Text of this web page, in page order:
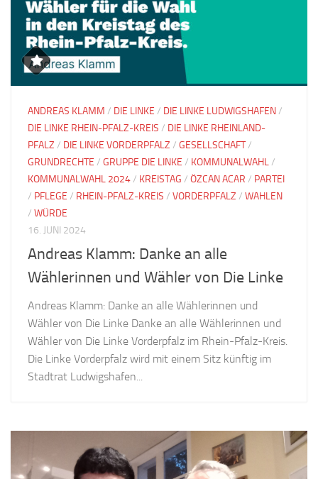
ANDREAS KLAMM / DIE LINKE / DIE LINKE LUDWIGSHAFEN/
DIE LINKE RHEIN-PFALZ-KREIS / DIE LINKE RHEINLAND-
PFALZ / DIE LINKE VORDERPFALZ / GESELLSCHAFT/
GRUNDRECHTE / GRUPPE DIE LINKE / KOMMUNALWAHL/
KOMMUNALWAHL 2024/ KREISTAG / ÖZCAN ACAR / PARTEI
/ PFLEGE / RHEIN-PFALZ-KREIS / VORDERPFALZ / WAHLEN
/ WÜRDE
16. JUNI 2024
Andreas Klamm: Danke an alle
Wählerinnen und Wähler von Die Linke
Andreas Klamm: Danke an alle Wählerinnen und
Wähler von Die Linke Danke an alle Wählerinnen und
Wähler von Die Linke Vorderpfalz im Rhein-Pfalz-Kreis.
Die Linke Vorderpfalz wird mit einem Sitz künftig im
Stadtrat Ludwigshafen...